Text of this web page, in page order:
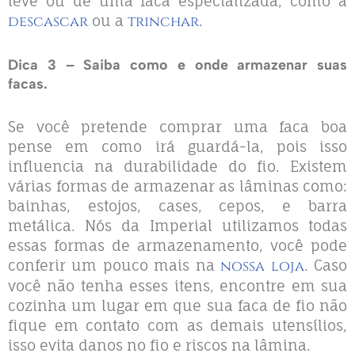
descascar ou a trinchar.
Dica 3 – Saiba como e onde armazenar suas
facas.
Se você pretende comprar uma faca boa
pense em como irá guardá-la, pois isso
influencia na durabilidade do fio. Existem
várias formas de armazenar as lâminas como:
bainhas, estojos, cases, cepos, e barra
metálica. Nós da Imperial utilizamos todas
essas formas de armazenamento, você pode
conferir um pouco mais na nossa loja. Caso
você não tenha esses itens, encontre em sua
cozinha um lugar em que sua faca de fio não
fique em contato com as demais utensílios,
isso evita danos no fio e riscos na lâmina.